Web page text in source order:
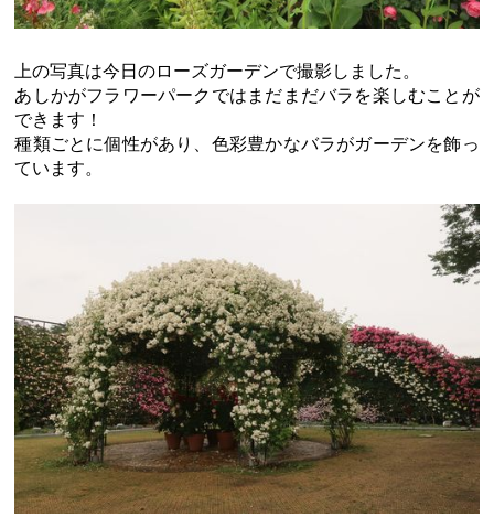
上の写真は今日のローズガーデンで撮影しました。
あしかがフラワーパークではまだまだバラを楽しむことが
できます！
種類ごとに個性があり、色彩豊かなバラがガーデンを飾っ
ています。